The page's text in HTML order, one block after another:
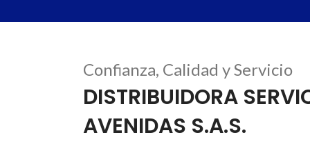
Confianza, Calidad y Servicio
DISTRIBUIDORA
AVENIDAS S.A.S.